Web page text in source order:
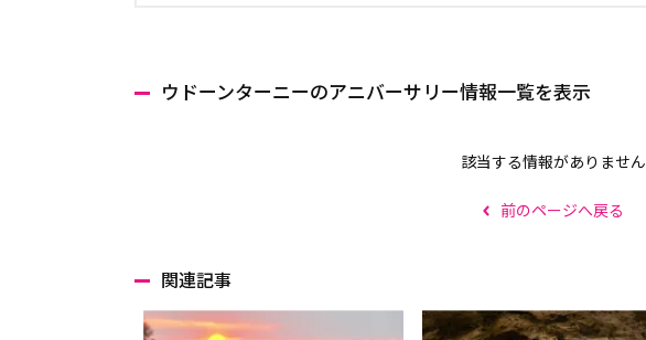
ウドーンターニーのアニバーサリー情報一覧を表示
該当する情報がありません
前のページへ戻る
関連記事